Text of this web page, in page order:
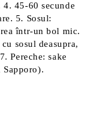
45-60 secunde
5. Sosul:
într-un bol mic.
sosul deasupra,
Pereche: sake
Sapporo).